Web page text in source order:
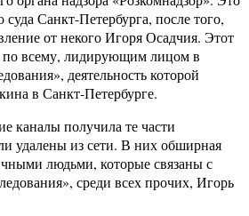
Санкт-Петербурга, после того,
от некого Игоря Осадчия. Этот
по всему, лидирующим лицом в
деятельность которой
в Санкт-Петербурге.
каналы получила те части
удалены из сети. В них обширная
людьми, которые связаны с
среди всех прочих, Игорь